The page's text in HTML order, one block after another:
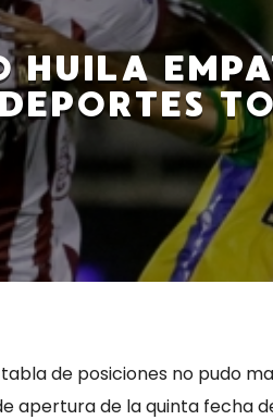
HUILA
de posiciones no pudo
apertura de la quinta fecha